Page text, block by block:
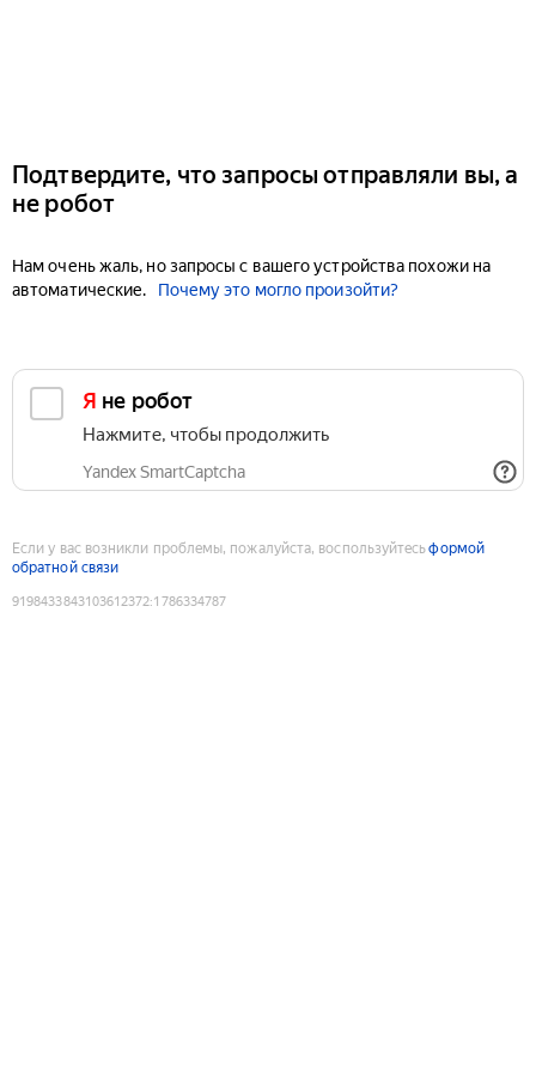
Подтвердите, что запросы отправляли вы, а
не робот
Нам очень жаль, но запросы с вашего устройства похожи на
автоматические.
Почему это могло произойти?
Я не робот
Нажмите, чтобы продолжить
Yandex SmartCaptcha
Если у вас возникли проблемы, пожалуйста, воспользуйтесьформой
обратной связи
9198433843103612372:1786334787